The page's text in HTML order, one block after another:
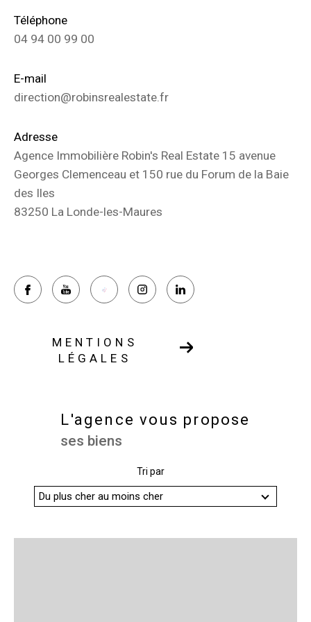
Téléphone
04 94 00 99 00
E-mail
direction@robinsrealestate.fr
Adresse
Agence Immobilière Robin's Real Estate 15 avenue
Georges Clemenceau et 150 rue du Forum de la Baie
des Iles
83250 La Londe-les-Maures
MENTIONS
LÉGALES
L'agence vous propose
ses biens
Tri par
Du plus cher au moins cher
COUPS DE COEUR
RECHERCHER